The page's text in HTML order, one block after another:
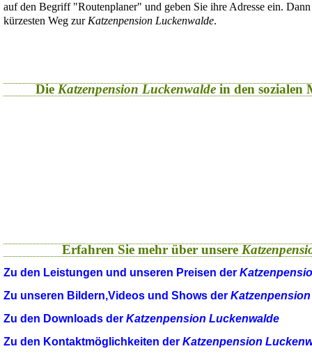
auf den Begriff "Routenplaner" und geben Sie ihre Adresse ein.
kürzesten Weg zur Katzenpension Luckenwalde.
Die Katzenpension Luckenwaldein den sozialen
Erfahren Sie mehr über unsere
Zu den Leistungen und unseren Preisen der
Zu unseren Bildern,Videos und Shows der
Zu den Downloads der Katzenpension Luckenwalde
Zu den Kontaktmöglichkeiten der Katzenpension